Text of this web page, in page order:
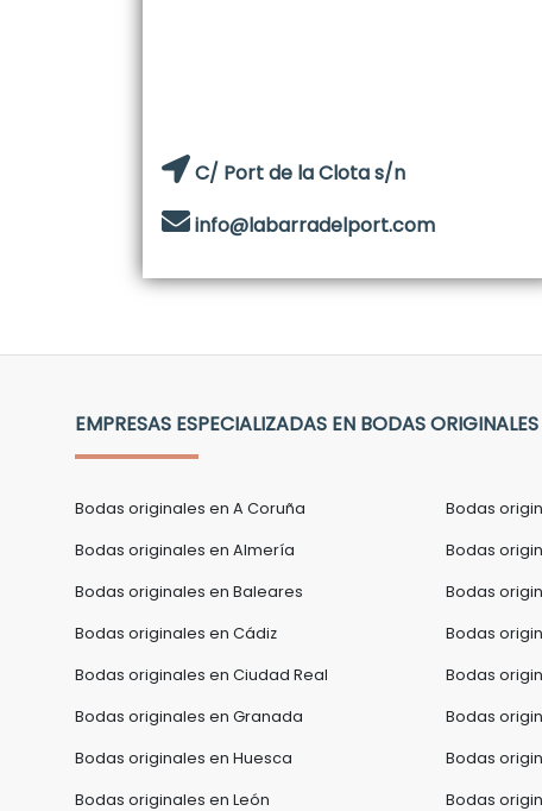
C/ Port de la Clota s/n
info@labarradelport.com
EMPRESAS ESPECIALIZADAS EN BODAS
Bodas originales en A Coruña Bodas
Bodas originales en Almería Bodas
Bodas originales en Baleares Bodas
Bodas originales en Cádiz Bodas
Bodas originales en Ciudad Real Bodas
Bodas originales en Granada Bodas
Bodas originales en Huesca Bodas
Bodas originales en León Bodas